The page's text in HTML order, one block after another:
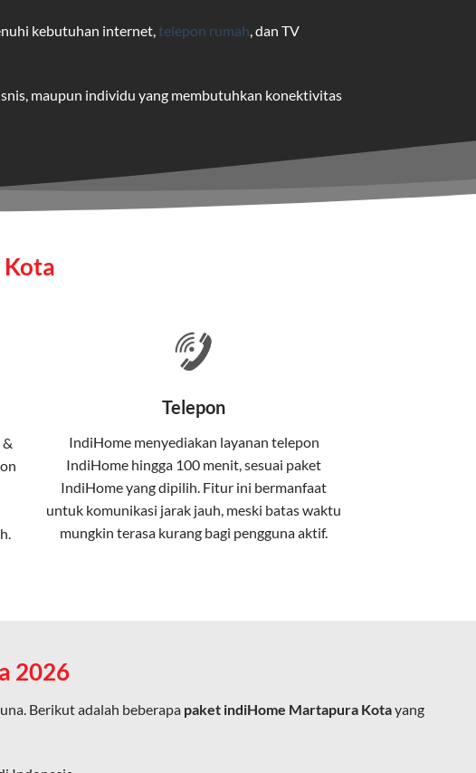
kebutuhan internet, telepon rumah , dan TV
maupun individu yang membutuhkan konektivitas
untuk pengguna rumah dan bisnis.
kabel tembaga atau DSL.
bekerja, belajar, dan hiburan di rumah.
Telepon
IndiHome menyediakan layanan telepon
IndiHome hingga 100 menit, sesuai paket
IndiHome yang dipilih. Fitur ini bermanfaat
untuk komunikasi jarak jauh, meski batas waktu
mungkin terasa kurang bagi pengguna aktif.
2026
Berikut adalah beberapa paket indiHome Martapura Kotayang